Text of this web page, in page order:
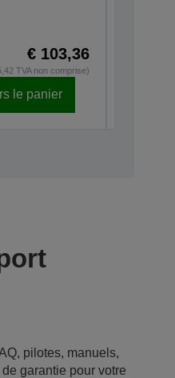
€ 103,36
TVA non comprise)
le panier
pilotes, manuels,
garantie pour votre